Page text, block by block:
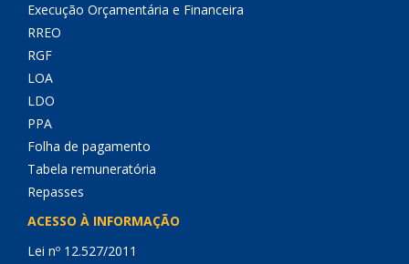
Execução Orçamentária e Financeira
RREO
RGF
LOA
LDO
PPA
Folha de pagamento
Tabela remuneratória
Repasses
ACESSO À INFORMAÇÃO
Lei nº 12.527/2011